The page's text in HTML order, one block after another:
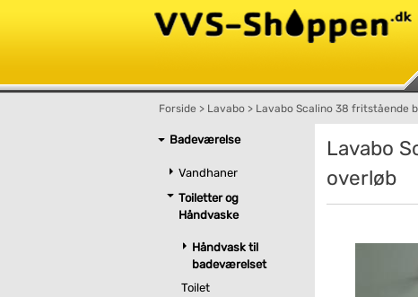
Forside > Lavabo > Lavabo Scalino 38 fritstående
Badeværelse
Vandhaner
Toiletter og
Håndvaske
Håndvask til
badeværelset
Toilet
Lavabo
overløb